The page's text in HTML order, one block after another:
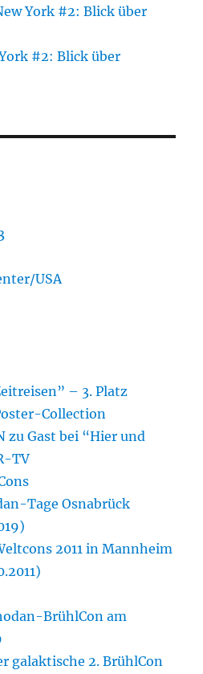
York #2: Blick über
#2: Blick über
USA
– 3. Platz
Collection
zu Gast bei “Hier und
TV
Tage Osnabrück
2011 in Mannheim
BrühlCon am
galaktische 2. BrühlCon